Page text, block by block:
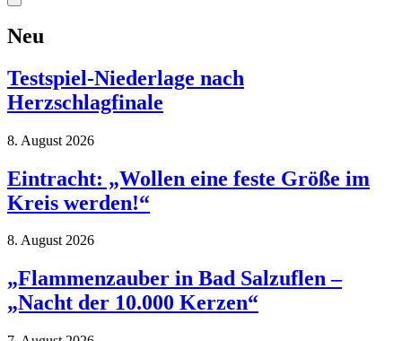
Neu
Testspiel-Niederlage nach
Herzschlagfinale
8. August 2026
Eintracht: „Wollen eine feste Größe im
Kreis werden!“
8. August 2026
„Flammenzauber in Bad Salzuflen –
„Nacht der 10.000 Kerzen“